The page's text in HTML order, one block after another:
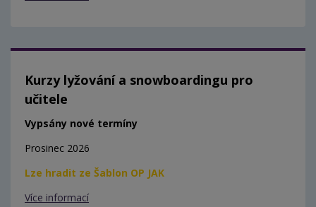
Kurzy lyžování a snowboardingu pro
učitele
Vypsány nové termíny
Prosinec 2026
Lze hradit ze Šablon OP JAK
Více informací